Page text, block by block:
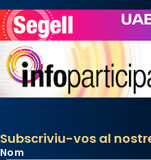
Subscriviu-vos al
Nom